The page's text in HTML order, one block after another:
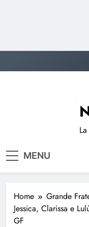
to
MENU
Home
Grande
Jessica, Clarissa e
GF